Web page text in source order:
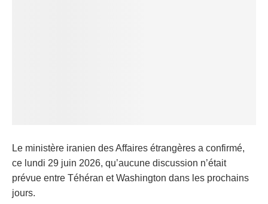
Le ministère iranien des Affaires étrangères a confirmé,
ce lundi 29 juin 2026, qu’aucune discussion n’était
prévue entre Téhéran et Washington dans les prochains
jours.